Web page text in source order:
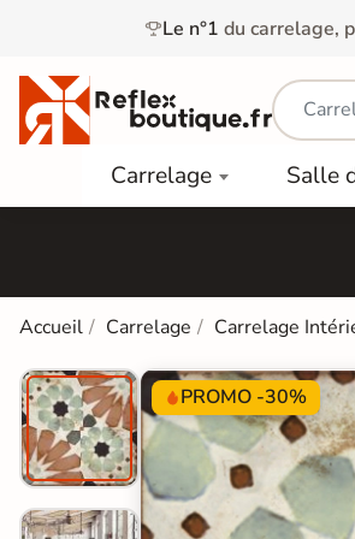
Le n°1 du carrelage,
Carrelage
Carrelage
Terrasse
Carrelage
Salle de
Bain
Colle &
Finition
Salle
Baignoires
WC
Carrelage
Salle de
Bain
COULEUR
Stratifié
Bois
clair
Lames
Dalles
PVC
Accueil Carrelage Carrelage
PROMO -30%